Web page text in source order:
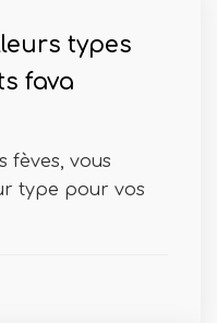
types
fava
fèves, vous
type pour vos